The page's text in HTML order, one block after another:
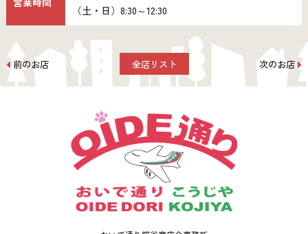
（土・日）8:30～12:30
前のお店 全店リスト 次のお店